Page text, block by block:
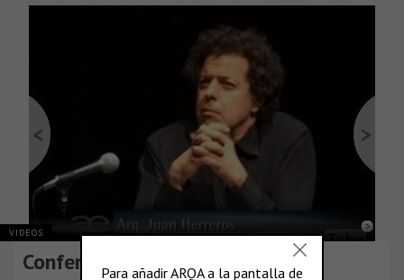
VIDEOS
Conferencias AE: Juan Herreros